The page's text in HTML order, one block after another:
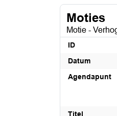
Moties
Motie -
ID
Datum
Agendapunt
Titel